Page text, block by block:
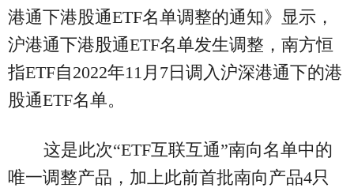
港通下港股通ETF名单调整的通知》显示，
沪港通下港股通ETF名单发生调整，南方恒
指ETF自2022年11月7日调入沪深港通下的港
股通ETF名单。
这是此次“ETF互联互通”南向名单中的
唯一调整产品，加上此前首批南向产品4只